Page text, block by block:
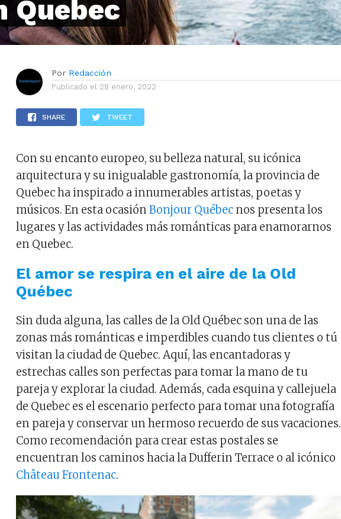
Quebec
Por Redacción
Publicado el 28 enero, 2022
SHARE TWEET
Con su encanto europeo, su belleza natural, su icónica
arquitectura y su inigualable gastronomía, la provincia de
Quebec ha inspirado a innumerables artistas, poetas y
músicos. En esta ocasiónBonjour Québec nos presenta los
lugares y las actividades más románticas para enamorarnos
en Quebec.
El amor se respira en el aire de la Old
Québec
Sin duda alguna, las calles de la Old Québec son una de las
zonas más románticas e imperdibles cuando tus clientes o tú
visitan la ciudad de Quebec. Aquí, las encantadoras y
estrechas calles son perfectas para tomar la mano de tu
pareja y explorar la ciudad. Además, cada esquina y callejuela
de Quebec es el escenario perfecto para tomar una fotografía
en pareja y conservar un hermoso recuerdo de sus vacaciones.
Como recomendación para crear estas postales se
encuentran los caminos hacia la Dufferin Terrace o al icónico
Château Frontenac.